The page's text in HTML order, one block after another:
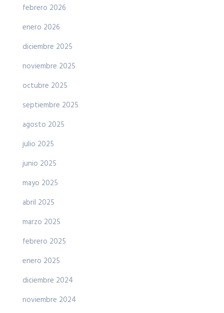
febrero 2026
enero 2026
diciembre 2025
noviembre 2025
octubre 2025
septiembre 2025
agosto 2025
julio 2025
junio 2025
mayo 2025
abril 2025
marzo 2025
febrero 2025
enero 2025
diciembre 2024
noviembre 2024